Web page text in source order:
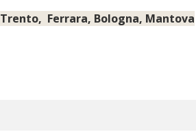
Trento, Ferrara, Bologna, Mantova